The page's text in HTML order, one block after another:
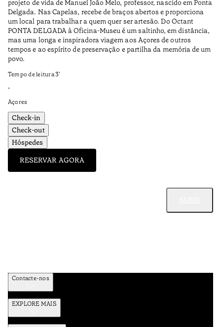
projeto de vida de Manuel João Melo, professor, nascido em Ponta
Delgada. Nas Capelas, recebe de braços abertos e proporciona
um local para trabalhar a quem quer ser artesão. Do Octant
PONTA DELGADA à Oficina-Museu é um saltinho, em distância,
mas uma longa e inspiradora viagem aos Açores de outros
tempos e ao espírito de preservação e partilha da memória de um
povo.
Tempo de leitura3’
•
Açores
Check-in
Check-out
Hóspedes
RESERVAR AGORA
Contacte-nos
EXPLORE MAIS